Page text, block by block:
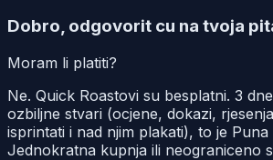
Dobro, odgovorit cu na tvoja
Moram li platiti?
Ne. Quick Roastovi su besplatni. 3
ozbiljne stvari (ocjene, dokazi,
isprintati i nad njim plakati), to je Puna
Jednokratna kupnja ili neograniceno